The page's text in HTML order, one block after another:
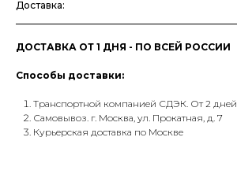
Доставка:
ДОСТАВКА ОТ 1 ДНЯ - ПО ВСЕЙ РОССИИ
Способы доставки:
Транспортной компанией СДЭК. От 2 дней
Самовывоз. г. Москва, ул. Прокатная, д. 7
Курьерская доставка по Москве